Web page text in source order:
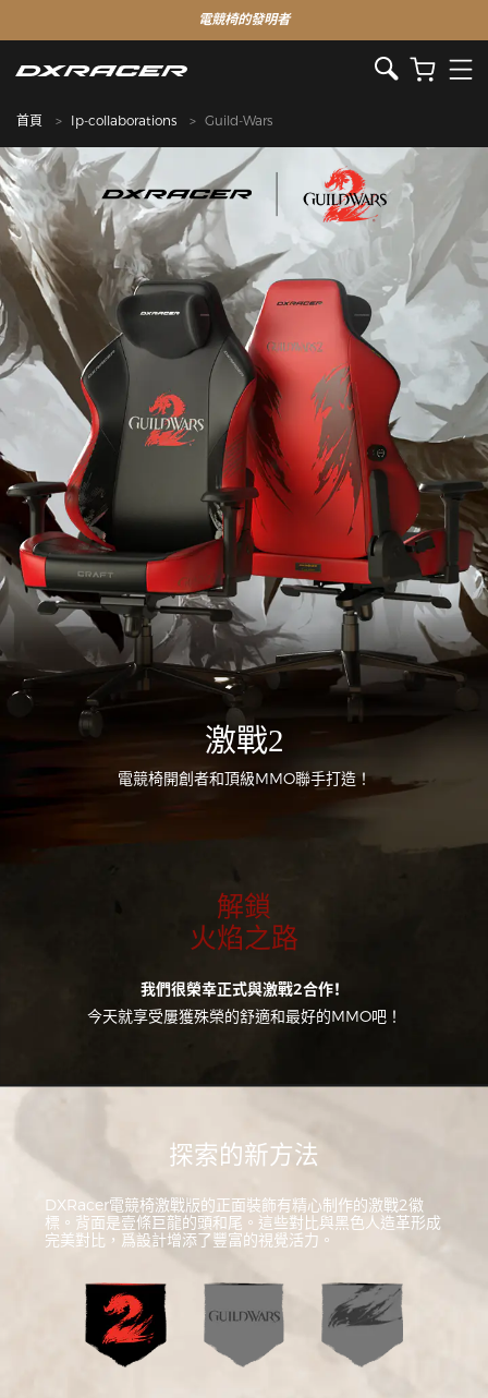
電競椅的發明者
首頁 Ip-collaborations Guild-Wars
激戰2
電競椅開創者和頂級MMO聯手打造！
解鎖
火焰之路
我們很榮幸正式與激戰2合作！
今天就享受屢獲殊榮的舒適和最好的MMO吧！
探索的新方法
DXRacer電競椅激戰版的正面裝飾有精心制作的激戰2徽
標。背面是壹條巨龍的頭和尾。這些對比與黑色人造革形成
完美對比，爲設計增添了豐富的視覺活力。